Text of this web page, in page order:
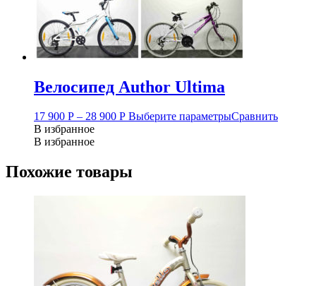
Велосипед Author Ultima
17 900 Р – 28 900 Р Выберите параметрыСравнить
В избранное
В избранное
Похожие товары